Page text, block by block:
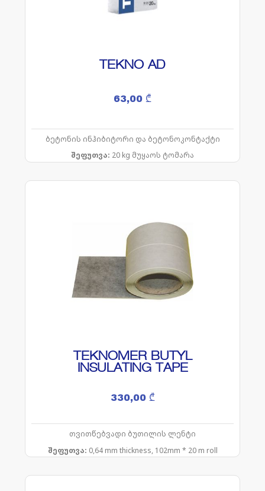
TEKNO AD
63,00 ₾
ბეტონის ინჰიბიტორი და ბეტონოკონტაქტი
შეფუთვა: 20 kg მუყაოს ტომარა
TEKNOMER BUTYL
INSULATING TAPE
330,00 ₾
თვითწებვადი ბუთილის ლენტი
შეფუთვა: 0,64 mm thickness, 102mm * 20 m roll